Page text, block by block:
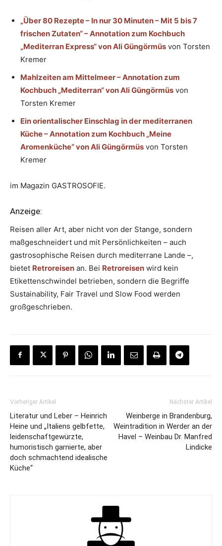
„Über 80 Rezepte – In nur 30 Minuten – Mit 5 bis 7
frischen Zutaten“ – Annotation zum Kochbuch
„Mediterran Express“ von Ali Güngörmüs von Torsten
Kremer
Mahlzeiten am Mittelmeer – Annotation zum
Kochbuch „Mediterran“ von Ali Güngörmüs von
Torsten Kremer
Ein orientalischer Einschlag in der mediterranen
Küche – Annotation zum Kochbuch „Meine
Aromenküche“ von Ali Güngörmüs von Torsten
Kremer
im Magazin GASTROSOFIE.
Anzeige:
Reisen aller Art, aber nicht von der Stange, sondern
maßgeschneidert und mit Persönlichkeiten – auch
gastrosophische Reisen durch mediterrane Lande –,
bietet Retroreisen an. Bei Retroreisen wird kein
Etikettenschwindel betrieben, sondern die Begriffe
Sustainability, Fair Travel und Slow Food werden
großgeschrieben.
Vorheriger Artikel
Literatur und Leber – Heinrich
Heine und „Italiens gelbfette,
leidenschaftgewürzte,
humoristisch garnierte, aber
doch schmachtend idealische
Küche“
Nächster Artikel
Weinberge in Brandenburg,
Weintradition in Werder an der
Havel – Weinbau Dr. Manfred
Lindicke